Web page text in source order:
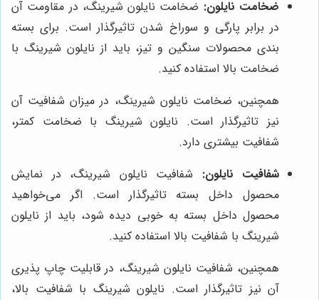
ضخامت نایلون: ضخامت نایلون شیرینگ، در مقاومت آن
در برابر پارگی و سوراخ شدن تاثیرگذار است. برای بسته
بندی محصولات سنگین و تیز، باید از نایلون شیرینگ با
ضخامت بالا استفاده کنید.
همچنین، ضخامت نایلون شیرینگ، در میزان شفافیت آن
نیز تاثیرگذار است. نایلون شیرینگ با ضخامت کمتر،
شفافیت بیشتری دارد.
شفافیت نایلون: شفافیت نایلون شیرینگ، در نمایش
محصول داخل بسته تاثیرگذار است. اگر می‌خواهید
محصول داخل بسته به خوبی دیده شود، باید از نایلون
شیرینگ با شفافیت بالا استفاده کنید.
همچنین، شفافیت نایلون شیرینگ، در قابلیت چاپ پذیری
آن نیز تاثیرگذار است. نایلون شیرینگ با شفافیت بالا،